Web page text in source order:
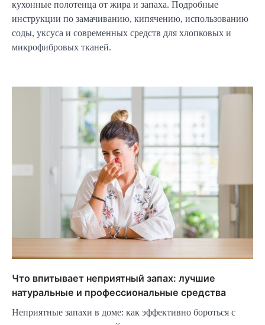
кухонные полотенца от жира и запаха. Подробные
инструкции по замачиванию, кипячению, использованию
соды, уксуса и современных средств для хлопковых и
микрофибровых тканей.
Что впитывает неприятный запах: лучшие
натуральные и профессиональные средства
Неприятные запахи в доме: как эффективно бороться с